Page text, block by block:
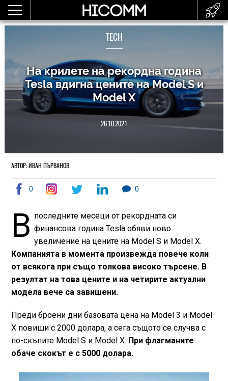
TECH
На крилете на рекордна година
Tesla вдигна цените на Model S и
Model X
26.10.2021
АВТОР: ИВАН ПЪРВАНОВ
0 0
В последните месеци от рекордната си
финансова година Tesla обяви ново
увеличение на цените на Model S и Model Х.
Компанията в момента произвежда повече коли
от всякога при също толкова високо търсене. В
резултат на това цените и на четирите актуални
модела вече са завишени.
Преди броени дни базовата цена на Model 3 и Model
Х повиши с 2000 долара, а сега същото се случва с
по-скъпите Model S и Model Х. При флагманите
обаче скокът е с 5000 долара.